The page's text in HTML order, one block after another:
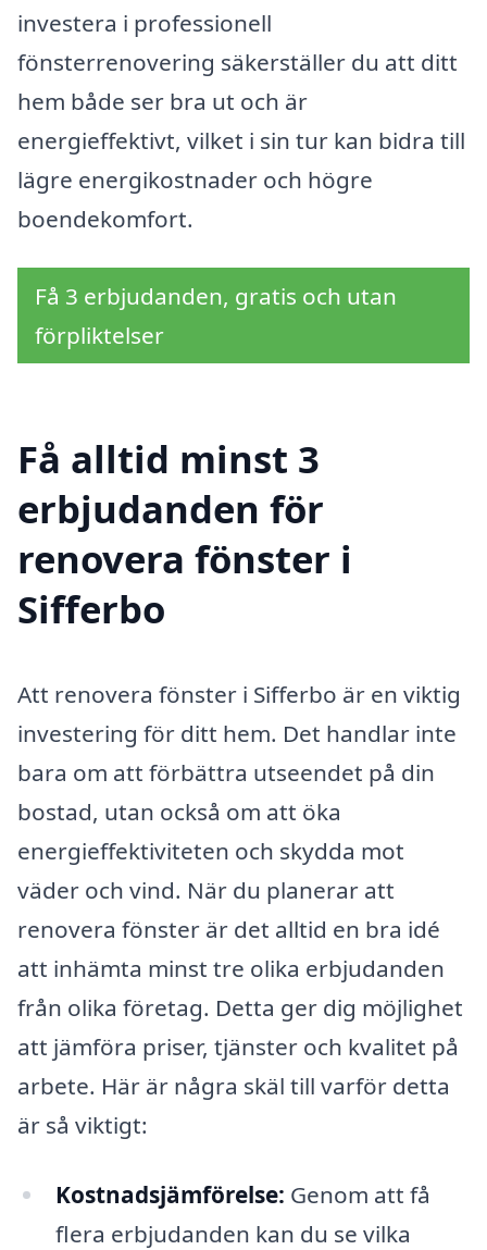
investera i professionell
fönsterrenovering säkerställer du att ditt
hem både ser bra ut och är
energieffektivt, vilket i sin tur kan bidra till
lägre energikostnader och högre
boendekomfort.
Få 3 erbjudanden, gratis och utan
förpliktelser
Få alltid minst 3
erbjudanden för
renovera fönster i
Sifferbo
Att renovera fönster i Sifferbo är en viktig
investering för ditt hem. Det handlar inte
bara om att förbättra utseendet på din
bostad, utan också om att öka
energieffektiviteten och skydda mot
väder och vind. När du planerar att
renovera fönster är det alltid en bra idé
att inhämta minst tre olika erbjudanden
från olika företag. Detta ger dig möjlighet
att jämföra priser, tjänster och kvalitet på
arbete. Här är några skäl till varför detta
är så viktigt:
Kostnadsjämförelse: Genom att få
flera erbjudanden kan du se vilka